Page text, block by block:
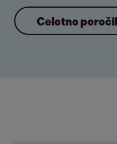
Celotno